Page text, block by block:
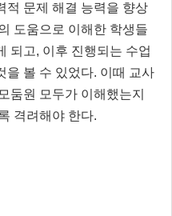
적 문제 해결 능력을 향상
도움으로 이해한 학생들
되고, 이후 진행되는 수업
을 볼 수 있었다. 이때 교사
둠원 모두가 이해했는지
격려해야 한다.